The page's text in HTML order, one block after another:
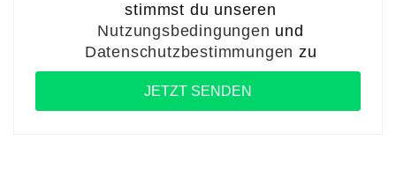
stimmst du unseren
Nutzungsbedingungen und
Datenschutzbestimmungen zu